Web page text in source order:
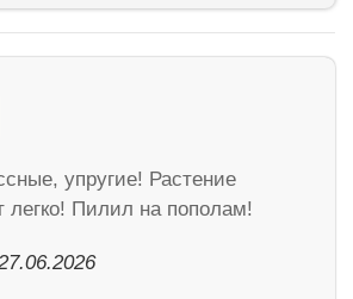
упругие! Растение
легко! Пилил на пополам!